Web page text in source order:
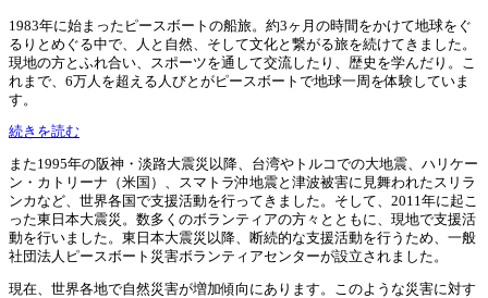
1983年に始まったピースボートの船旅。約3ヶ月の時間をかけて地球をぐ
るりとめぐる中で、人と自然、そして文化と繋がる旅を続けてきました。
現地の方とふれ合い、スポーツを通して交流したり、歴史を学んだり。こ
れまで、6万人を超える人びとがピースボートで地球一周を体験していま
す。
続きを読む
また1995年の阪神・淡路大震災以降、台湾やトルコでの大地震、ハリケー
ン・カトリーナ（米国）、スマトラ沖地震と津波被害に見舞われたスリラ
ンカなど、世界各国で支援活動を行ってきました。そして、2011年に起こ
った東日本大震災。数多くのボランティアの方々とともに、現地で支援活
動を行いました。東日本大震災以降、断続的な支援活動を行うため、一般
社団法人ピースボート災害ボランティアセンターが設立されました。
現在、世界各地で自然災害が増加傾向にあります。このような災害に対す